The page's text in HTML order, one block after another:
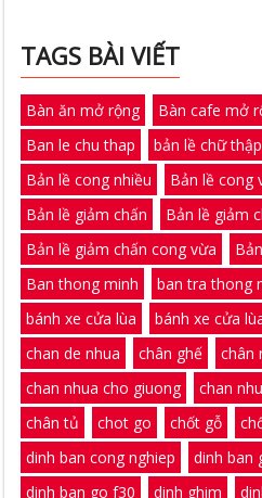
TAGS BÀI VIẾT
Bàn ăn mở rộng Bàn cafe mở
Ban le chu thap
bản lề chữ
Bản lề cong nhiều
Bản lề cong
Bản lề giảm chấn
Bản lề giảm
Bản lề giảm chấn cong vừa
Ban thong minh
ban tra thong
bánh xe cửa lùa
bánh xe cửa
chan de nhua
chân ghế
chân
chan nhua cho giuong
chan
chân tủ
chot go chốt gỗ
dinh ban cong nghiep
dinh ban
dinh ban go f30
dinh ghim